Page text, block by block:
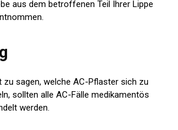
aus dem betroffenen Teil Ihrer Lippe
zu sagen, welche AC-Pflaster sich zu
sollten alle AC-Fälle medikamentös
werden.